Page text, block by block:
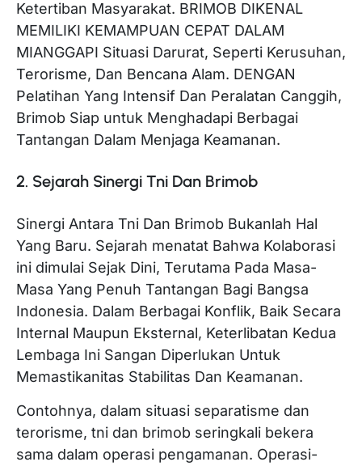
Ketertiban Masyarakat. BRIMOB DIKENAL
MEMILIKI KEMAMPUAN CEPAT DALAM
MIANGGAPI Situasi Darurat, Seperti Kerusuhan,
Terorisme, Dan Bencana Alam. DENGAN
Pelatihan Yang Intensif Dan Peralatan Canggih,
Brimob Siap untuk Menghadapi Berbagai
Tantangan Dalam Menjaga Keamanan.
2. Sejarah Sinergi Tni Dan Brimob
Sinergi Antara Tni Dan Brimob Bukanlah Hal
Yang Baru. Sejarah menatat Bahwa Kolaborasi
ini dimulai Sejak Dini, Terutama Pada Masa-
Masa Yang Penuh Tantangan Bagi Bangsa
Indonesia. Dalam Berbagai Konflik, Baik Secara
Internal Maupun Eksternal, Keterlibatan Kedua
Lembaga Ini Sangan Diperlukan Untuk
Memastikanitas Stabilitas Dan Keamanan.
Contohnya, dalam situasi separatisme dan
terorisme, tni dan brimob seringkali bekera
sama dalam operasi pengamanan. Operasi-